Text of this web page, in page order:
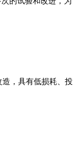
，具有低损耗、投